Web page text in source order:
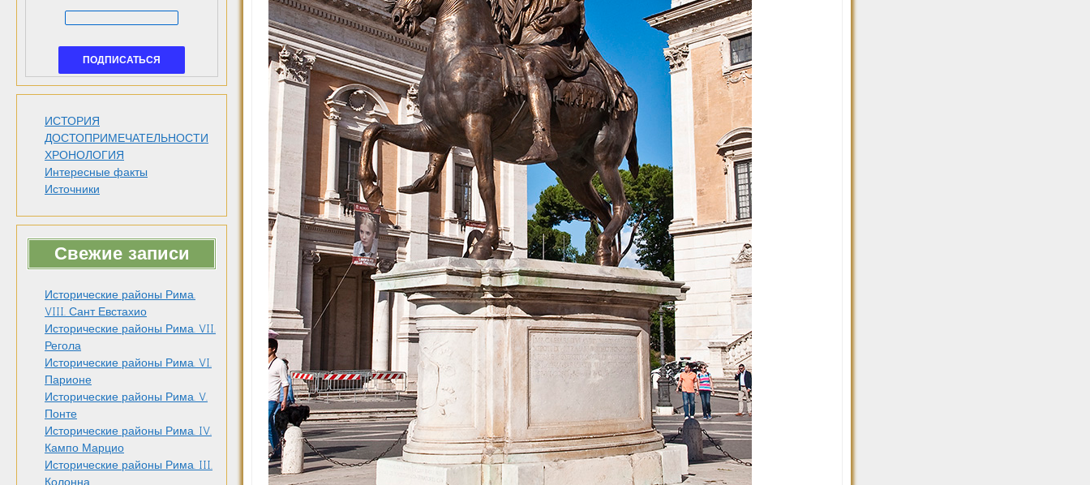
ИСТОРИЯ
ДОСТОПРИМЕЧАТЕЛЬНОСТИ
ХРОНОЛОГИЯ
Интересные факты
Источники
Свежие записи
Исторические районы Рима.
VIII. Сант Евстахио
Исторические районы Рима. VII.
Регола
Исторические районы Рима. VI.
Парионе
Исторические районы Рима. V.
Понте
Исторические районы Рима. IV.
Кампо Марцио
Исторические районы Рима. III.